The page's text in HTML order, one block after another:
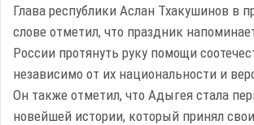
Глава республики Аслан Тхакушинов в
слове отметил, что праздник
России протянуть руку помощи
независимо от их национальности и
Он также отметил, что Адыгея стала
новейшей истории, который принял